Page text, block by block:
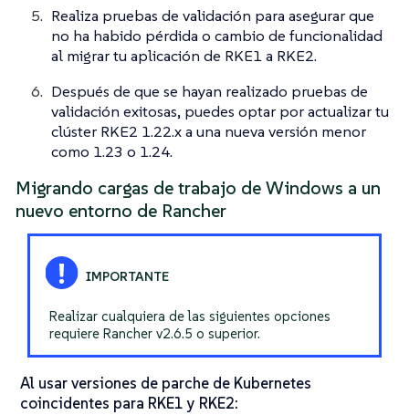
Realiza pruebas de validación para asegurar que
no ha habido pérdida o cambio de funcionalidad
al migrar tu aplicación de RKE1 a RKE2.
Después de que se hayan realizado pruebas de
validación exitosas, puedes optar por actualizar tu
clúster RKE2 1.22.x a una nueva versión menor
como 1.23 o 1.24.
Migrando cargas de trabajo de Windows a un
nuevo entorno de Rancher
Realizar cualquiera de las siguientes opciones
requiere Rancher v2.6.5 o superior.
Al usar versiones de parche de Kubernetes
coincidentes para RKE1 y RKE2: